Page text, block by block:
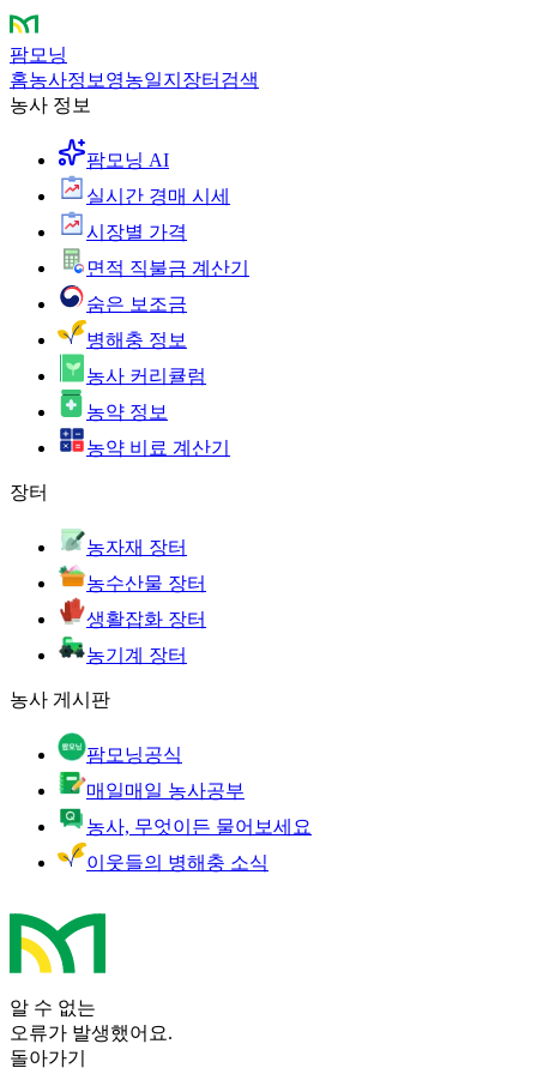
팜모닝
홈농사정보 영농일지 장터 검색
농사 정보
팜모닝 AI
실시간 경매 시세
시장별 가격
면적 직불금 계산기
숨은 보조금
병해충 정보
농사 커리큘럼
농약 정보
농약 비료 계산기
장터
농자재 장터
농수산물 장터
생활잡화 장터
농기계 장터
농사 게시판
팜모닝공식
매일매일 농사공부
농사, 무엇이든 물어보세요
이웃들의 병해충 소식
알 수 없는
오류가 발생했어요.
돌아가기